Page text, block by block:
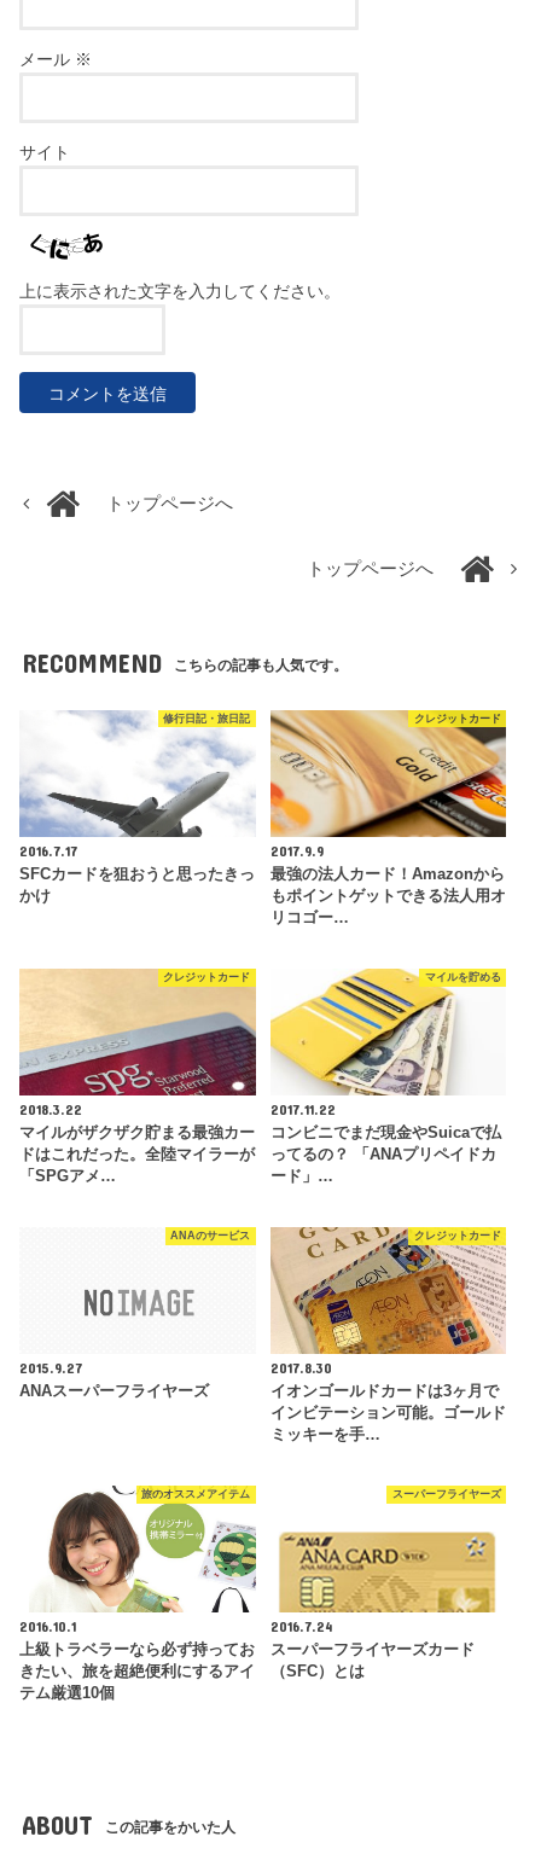
メール ※
サイト
上に表示された文字を入力してください。
トップページへ
トップページへ
RECOMMEND こちらの記事も人気です。
修行日記・旅日記
2016.7.17
SFCカードを狙おうと思ったきっ
かけ
クレジットカード
2017.9.9
最強の法人カード！Amazonから
もポイントゲットできる法人用オ
リコゴー…
クレジットカード
2018.3.22
マイルがザクザク貯まる最強カー
ドはこれだった。全陸マイラーが
「SPGアメ…
マイルを貯める
2017.11.22
コンビニでまだ現金やSuicaで払
ってるの？ 「ANAプリペイドカ
ード」…
ANAのサービス
2015.9.27
ANAスーパーフライヤーズ
クレジットカード
2017.8.30
イオンゴールドカードは3ヶ月で
インビテーション可能。ゴールド
ミッキーを手…
旅のオススメアイテム
2016.10.1
上級トラベラーなら必ず持ってお
きたい、旅を超絶便利にするアイ
テム厳選10個
スーパーフライヤーズ
2016.7.24
スーパーフライヤーズカード
（SFC）とは
ABOUT この記事をかいた人